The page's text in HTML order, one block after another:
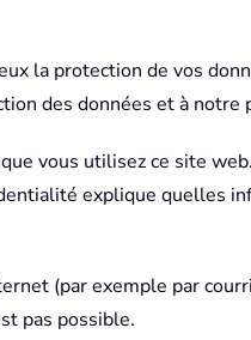
la protection de vos
des données et à
vous utilisez ce site
explique quelles
(par exemple par
pas possible.